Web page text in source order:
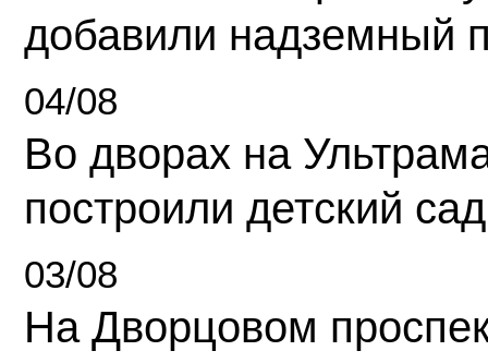
добавили надземный
04/08
Во дворах на
построили детский сад
03/08
На Дворцовом